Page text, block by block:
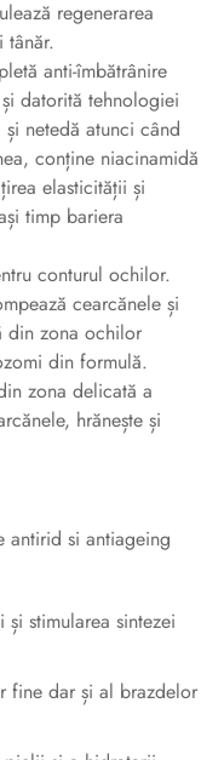
regenerarea
tânăr.
anti-îmbătrânire
datorită tehnologiei
netedă atunci când
conține niacinamidă
elasticității și
timp bariera
conturul ochilor.
cearcănele și
din zona ochilor
din formulă.
zona delicată a
hrănește și
antirid si antiageing
stimularea sintezei
fine dar și al brazdelor